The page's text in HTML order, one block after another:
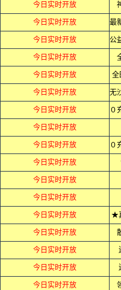
今日实时开放
今日实时开放
今日实时开放
今日实时开放
今日实时开放 全
今日实时开放
今日实时开放
今日实时开放
今日实时开放
今日实时开放
今日实时开放
今日实时开放
今日实时开放 ★
今日实时开放
今日实时开放
今日实时开放
今日实时开放